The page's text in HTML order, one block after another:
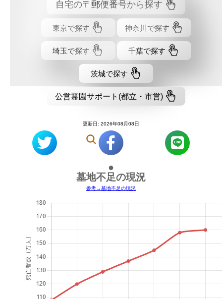
自宅の〒郵便番号から探す
東京で探す 神奈川で探す
埼玉で探す 千葉で探す
茨城で探す
公営霊園サポート(都立・市営)
更新日: 2026年08月08日
●
墓地不足の現況
参考→墓地不足の現況